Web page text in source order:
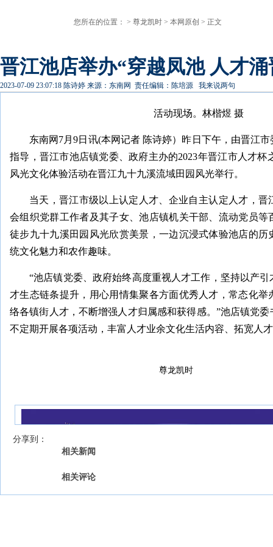
您所在的位置： > 尊龙凯时 > 本网原创 > 正文
晋江池店举办“穿越凤池 人才
2023-07-09 23:07:18 陈诗婷 来源：东南网 责任编辑：陈培源 我来说两句
活动现场。林楷煜 摄
东南网7月9日讯(本网记者 陈诗婷）昨日下午，由晋江
指导，晋江市池店镇党委、政府主办的2023年晋江市人才杯
风光文化体验活动在晋江九十九溪流域田园风光举行。
当天，晋江市级以上认定人才、企业自主认定人才，晋
会组织党群工作者及其子女、池店镇机关干部、流动党员等
徒步九十九溪田园风光欣赏美景，一边沉浸式体验池店的历
统文化魅力和农作趣味。
“池店镇党委、政府始终高度重视人才工作，坚持以产
才生态链条提升，用心用情集聚各方面优秀人才，常态化举
络各镇街人才，不断增强人才归属感和获得感。”池店镇党
不定期开展各项活动，丰富人才业余文化生活内容、拓宽人
尊龙凯时
分享到：
相关新闻
相关评论